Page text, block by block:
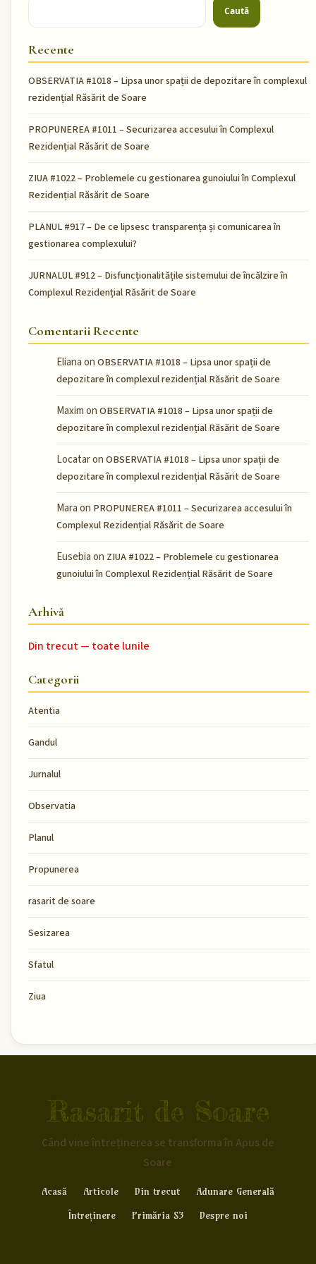
Caută
Recente
OBSERVATIA #1018 – Lipsa unor spații de depozitare în complexul
rezidențial Răsărit de Soare
PROPUNEREA #1011 – Securizarea accesului în Complexul
Rezidențial Răsărit de Soare
ZIUA #1022 – Problemele cu gestionarea gunoiului în Complexul
Rezidențial Răsărit de Soare
PLANUL #917 – De ce lipsesc transparența și comunicarea în
gestionarea complexului?
JURNALUL #912 – Disfuncționalitățile sistemului de încălzire în
Complexul Rezidențial Răsărit de Soare
Comentarii Recente
Elianaon OBSERVATIA #1018 – Lipsa unor spații de
depozitare în complexul rezidențial Răsărit de Soare
Maximon OBSERVATIA #1018 – Lipsa unor spații de
depozitare în complexul rezidențial Răsărit de Soare
Locataron OBSERVATIA #1018 – Lipsa unor spații de
depozitare în complexul rezidențial Răsărit de Soare
Maraon PROPUNEREA #1011 – Securizarea accesului în
Complexul Rezidențial Răsărit de Soare
Eusebiaon ZIUA #1022 – Problemele cu gestionarea
gunoiului în Complexul Rezidențial Răsărit de Soare
Arhivă
Din trecut — toate lunile
Categorii
Atentia
Gandul
Jurnalul
Observatia
Planul
Propunerea
rasarit de soare
Sesizarea
Sfatul
Ziua
Rasarit de Soare
Când vine întreținerea se transforma în Apus de
Soare
Acasă Articole Din trecut
Adunare Generală
Întreținere
Primăria S3 Despre noi